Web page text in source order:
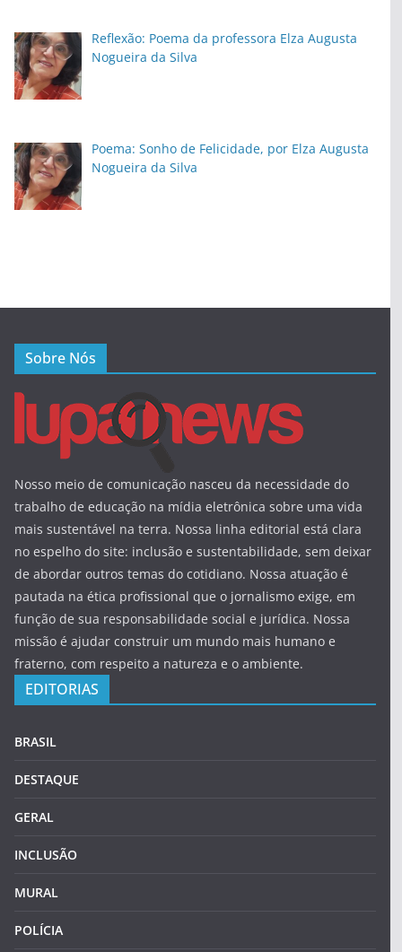
Reflexão: Poema da professora Elza Augusta
Nogueira da Silva
Poema: Sonho de Felicidade, por Elza Augusta
Nogueira da Silva
Sobre Nós
Nosso meio de comunicação nasceu da necessidade do
trabalho de educação na mídia eletrônica sobre uma vida
mais sustentável na terra. Nossa linha editorial está clara
no espelho do site: inclusão e sustentabilidade, sem deixar
de abordar outros temas do cotidiano. Nossa atuação é
pautada na ética profissional que o jornalismo exige, em
função de sua responsabilidade social e jurídica. Nossa
missão é ajudar construir um mundo mais humano e
fraterno, com respeito a natureza e o ambiente.
EDITORIAS
BRASIL
DESTAQUE
GERAL
INCLUSÃO
MURAL
POLÍCIA